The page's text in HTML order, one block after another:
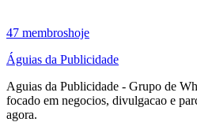
47 membroshoje
Águias da Publicidade
Aguias da Publicidade - Grupo de
focado em negocios, divulgacao e
agora.